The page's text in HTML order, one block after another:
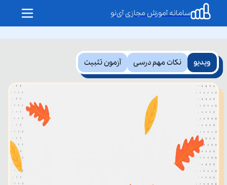
سامانه آموزش مجازی آی‌نو
ویدیو نکات مهم درسی آزمون تثبیت